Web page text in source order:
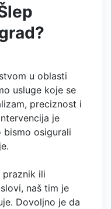
u oblasti
usluge koje se
preciznost i
je
bismo osigurali
praznik ili
naš tim je
Dovoljno je da